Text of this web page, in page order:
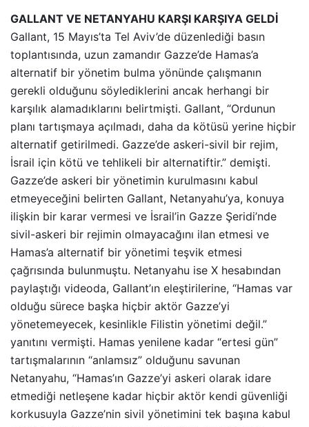
GALLANT VE NETANYAHU KARŞI KARŞIYA GELDİ
Gallant, 15 Mayıs’ta Tel Aviv’de düzenlediği basın
toplantısında, uzun zamandır Gazze’de Hamas’a
alternatif bir yönetim bulma yönünde çalışmanın
gerekli olduğunu söylediklerini ancak herhangi bir
karşılık alamadıklarını belirtmişti. Gallant, “Ordunun
planı tartışmaya açılmadı, daha da kötüsü yerine hiçbir
alternatif getirilmedi. Gazze’de askeri-sivil bir rejim,
İsrail için kötü ve tehlikeli bir alternatiftir.” demişti.
Gazze’de askeri bir yönetimin kurulmasını kabul
etmeyeceğini belirten Gallant, Netanyahu’ya, konuya
ilişkin bir karar vermesi ve İsrail’in Gazze Şeridi’nde
sivil-askeri bir rejimin olmayacağını ilan etmesi ve
Hamas’a alternatif bir yönetimi teşvik etmesi
çağrısında bulunmuştu. Netanyahu ise X hesabından
paylaştığı videoda, Gallant’ın eleştirilerine, “Hamas var
olduğu sürece başka hiçbir aktör Gazze’yi
yönetemeyecek, kesinlikle Filistin yönetimi değil.”
yanıtını vermişti. Hamas yenilene kadar “ertesi gün”
tartışmalarının “anlamsız” olduğunu savunan
Netanyahu, “Hamas’ın Gazze’yi askeri olarak idare
etmediği netleşene kadar hiçbir aktör kendi güvenliği
korkusuyla Gazze’nin sivil yönetimini tek başına kabul